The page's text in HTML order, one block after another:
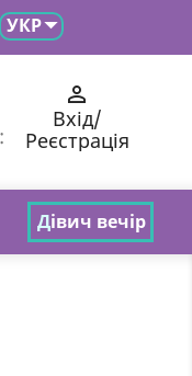
УКР
Дівич вечір

Вхід/
Реєстрація